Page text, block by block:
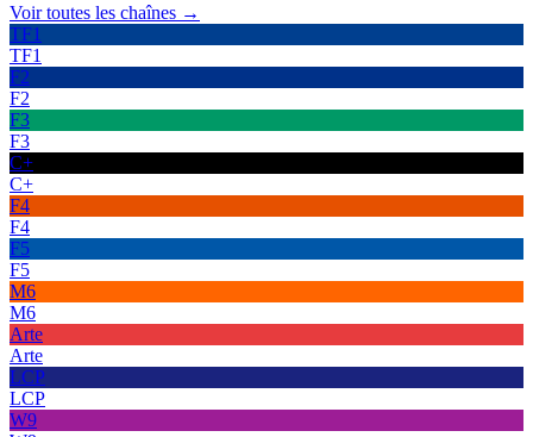
Voir toutes les chaînes →
TF1
TF1
F2
F2
F3
F3
C+
C+
F4
F4
F5
F5
M6
M6
Arte
Arte
LCP
LCP
W9